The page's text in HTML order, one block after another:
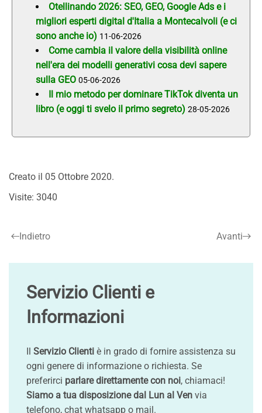
Otellinando 2026: SEO, GEO, Google Ads e i
migliori esperti digital d'Italia a Montecalvoli (e ci
sono anche io) 11-06-2026
Come cambia il valore della visibilità online
nell'era dei modelli generativi cosa devi sapere
sulla GEO 05-06-2026
Il mio metodo per dominare TikTok diventa un
libro (e oggi ti svelo il primo segreto) 28-05-2026
Creato il 05 Ottobre 2020.
Visite: 3040
Indietro Avanti
Servizio Clienti e
Informazioni
Il Servizio Clienti è in grado di fornire assistenza su
ogni genere di informazione o richiesta. Se
preferirci parlare direttamente con noi, chiamaci!
Siamo a tua disposizione dal Lun al Ven via
telefono, chat whatsapp o mail.